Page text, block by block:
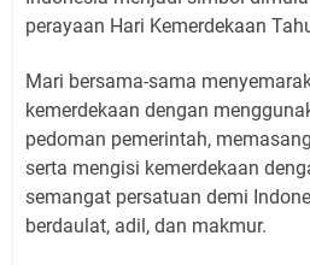
perayaan Hari Kemerdekaan
Mari bersama-sama
kemerdekaan dengan
pedoman pemerintah,
serta mengisi kemerdekaan
semangat persatuan demi
berdaulat, adil, dan makmur.